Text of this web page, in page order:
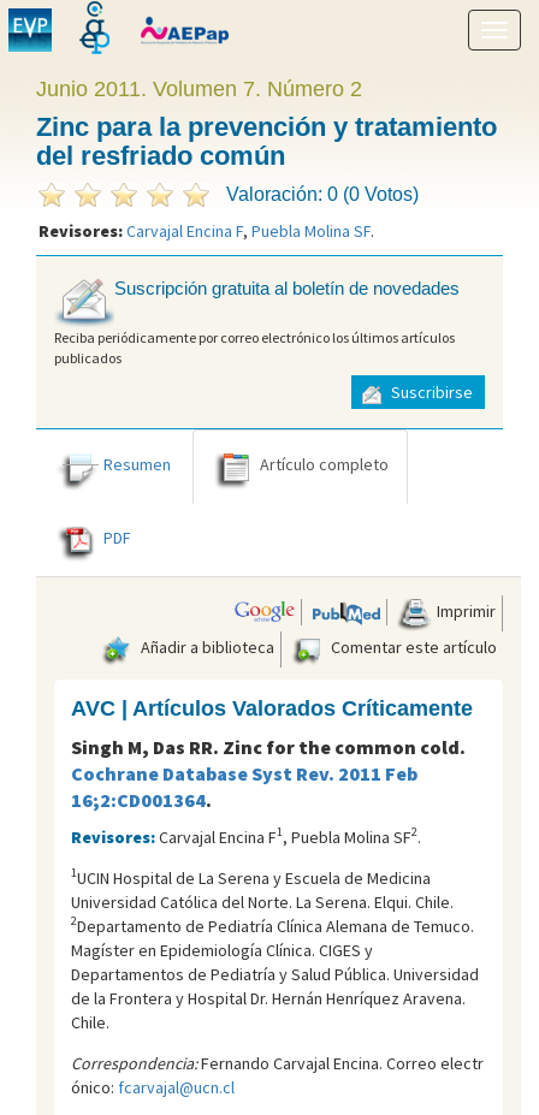
menú
Junio 2011. Volumen 7. Número 2
Zinc para la prevención y tratamiento
del resfriado común
Valoración: 0 (0 Votos)
Revisores:Carvajal Encina F, Puebla Molina SF.
Suscripción gratuita al boletín de novedades
Reciba periódicamente por correo electrónico los últimos artículos
publicados
Suscribirse
Resumen Artículo completo
PDF
Imprimir
Añadir a biblioteca
Comentar este artículo
AVC | Artículos Valorados Críticamente
Singh M, Das RR. Zinc for the common cold.
Cochrane Database Syst Rev. 2011 Feb
16;2:CD001364.
Revisores:Carvajal Encina F1, Puebla Molina SF2.
1UCIN Hospital de La Serena y Escuela de Medicina
Universidad Católica del Norte. La Serena. Elqui. Chile.
2Departamento de Pediatría Clínica Alemana de Temuco.
Magíster en Epidemiología Clínica. CIGES y
Departamentos de Pediatría y Salud Pública. Universidad
de la Frontera y Hospital Dr. Hernán Henríquez Aravena.
Chile.
Correspondencia:Fernando Carvajal Encina. Correo electr
ónico: fcarvajal@ucn.cl